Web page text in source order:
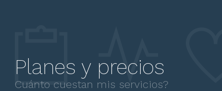
Planes y precios
Cuánto cuestan mis servicios?